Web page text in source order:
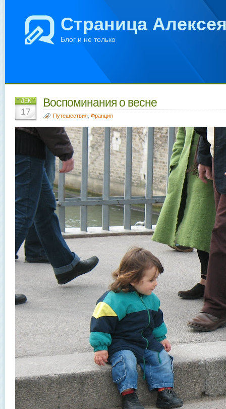
Страница
Блог и не только
ДЕК
17
Воспоминания о весне
Путешествия Франция